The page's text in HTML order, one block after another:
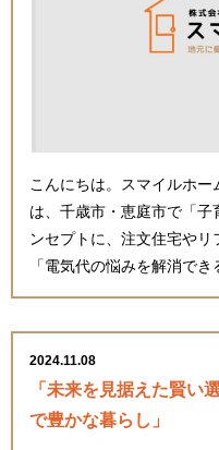
こんにちは。スマイルホ
は、千歳市・恵庭市で「
ンセプトに、注文住宅や
「電気代の悩みを解消でき
2024.11.08
「未来を見据えた賢い
で豊かな暮らし」